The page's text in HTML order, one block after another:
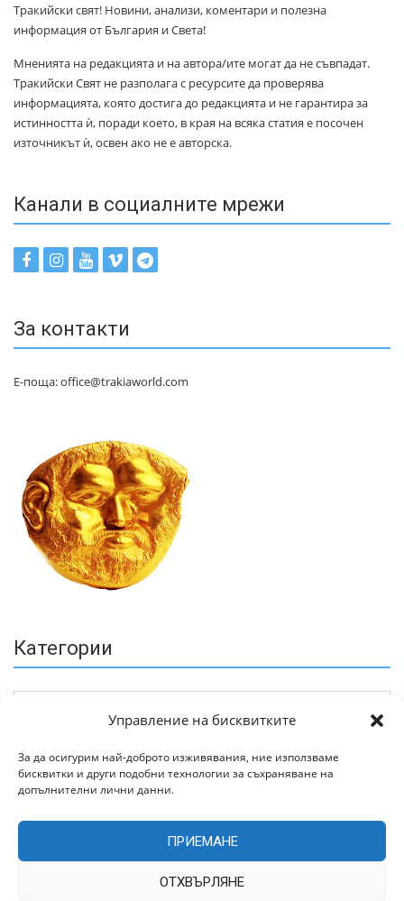
Управление на бисквитките
За да осигурим най-доброто изживявания, ние използваме
бисквитки и други подобни технологии за съхраняване на
допълнителни лични данни.
ПРИЕМАНЕ
ОТХВЪРЛЯНЕ
Тракийски свят! Новини, анализи, коментари и полезна
информация от България и Света!
Мненията на редакцията и на автора/ите могат да не съвпадат.
Тракийски Свят не разполага с ресурсите да проверява
информацията, която достига до редакцията и не гарантира за
истинността ѝ, поради което, в края на всяка статия е посочен
източникът ѝ, освен ако не е авторска.
Канали в социалните мрежи
За контакти
Е-поща: office@trakiaworld.com
Категории
Архив